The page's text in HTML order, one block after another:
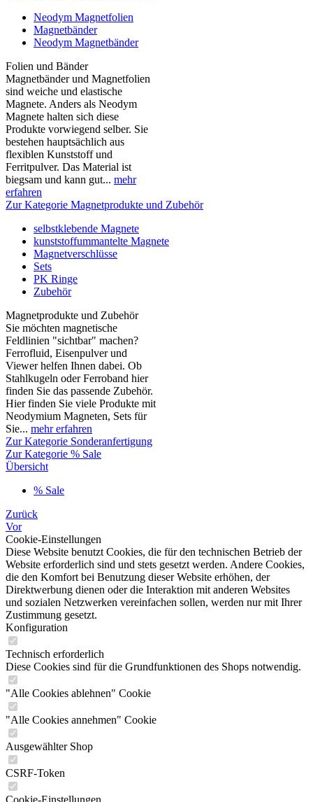
Neodym Magnetfolien
Magnetbänder
Neodym Magnetbänder
Folien und Bänder
Magnetbänder und Magnetfolien
sind weiche und elastische
Magnete. Anders als Neodym
Magnete halten sich diese
Produkte vorwiegend selber. Sie
bestehen hauptsächlich aus
flexiblen Kunststoff und
Ferritpulver. Das Material ist
biegsam und kann gut... mehr
erfahren
Zur Kategorie Magnetprodukte und Zubehör
selbstklebende Magnete
kunststoffummantelte Magnete
Magnetverschlüsse
Sets
PK Ringe
Zubehör
Magnetprodukte und Zubehör
Sie möchten magnetische
Feldlinien "sichtbar" machen?
Ferrofluid, Eisenpulver und
Viewer helfen Ihnen dabei. Ob
Stahlkugeln oder Ferroband hier
finden Sie das passende Zubehör.
Hier finden Sie viele Produkte mit
Neodymium Magneten, Sets für
Sie... mehr erfahren
Zur Kategorie Sonderanfertigung
Zur Kategorie % Sale
Übersicht
% Sale
Zurück
Vor
Cookie-Einstellungen
Diese Website benutzt Cookies, die für den technischen Betrieb der
Website erforderlich sind und stets gesetzt werden. Andere Cookies,
die den Komfort bei Benutzung dieser Website erhöhen, der
Direktwerbung dienen oder die Interaktion mit anderen Websites
und sozialen Netzwerken vereinfachen sollen, werden nur mit Ihrer
Zustimmung gesetzt.
Konfiguration
Technisch erforderlich
Diese Cookies sind für die Grundfunktionen des Shops notwendig.
"Alle Cookies ablehnen" Cookie
"Alle Cookies annehmen" Cookie
Ausgewählter Shop
CSRF-Token
Cookie-Einstellungen